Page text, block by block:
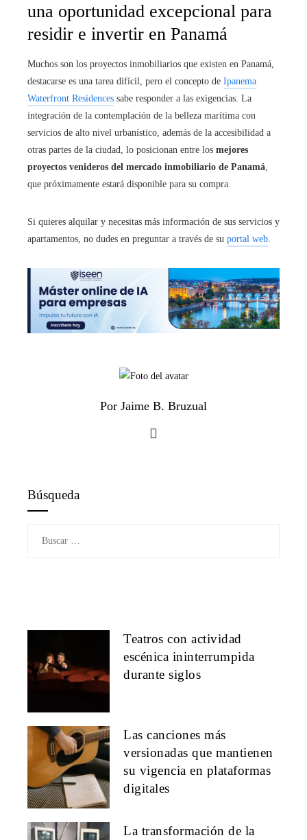
una oportunidad excepcional para
residir e invertir en Panamá
Muchos son los proyectos inmobiliarios que existen en Panamá,
destacarse es una tarea difícil, pero el concepto de Ipanema
Waterfront Residences sabe responder a las exigencias. La
integración de la contemplación de la belleza marítima con
servicios de alto nivel urbanístico, además de la accesibilidad a
otras partes de la ciudad, lo posicionan entre los mejores
proyectos venideros del mercado inmobiliario de Panamá,
que próximamente estará disponible para su compra.
Si quieres alquilar y necesitas más información de sus servicios y
apartamentos, no dudes en preguntar a través de su portal web.
Por Jaime B. Bruzual
Búsqueda
Teatros con actividad
escénica ininterrumpida
durante siglos
Las canciones más
versionadas que mantienen
su vigencia en plataformas
digitales
La transformación de la